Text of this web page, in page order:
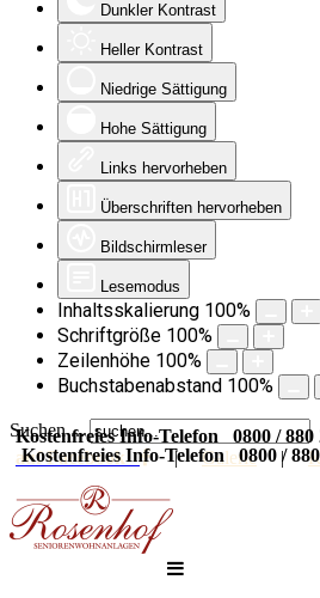
Dunkler Kontrast
Heller Kontrast
Niedrige Sättigung
Hohe Sättigung
Links hervorheben
Überschriften hervorheben
Bildschirmleser
Lesemodus
Inhaltsskalierung 100%
Schriftgröße 100%
Zeilenhöhe 100%
Buchstabenabstand 100%
Suchen ...
Kostenfreies Info-Telefon 0800 / 880
auf Facebook
|Galerie|
Kostenfreies Info-Telefon 0800 /